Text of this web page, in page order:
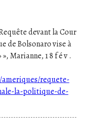
devant la Cour
de Bolsonaro vise à
Marianne, 1 8 f é v .
requete-
la-politique-de-